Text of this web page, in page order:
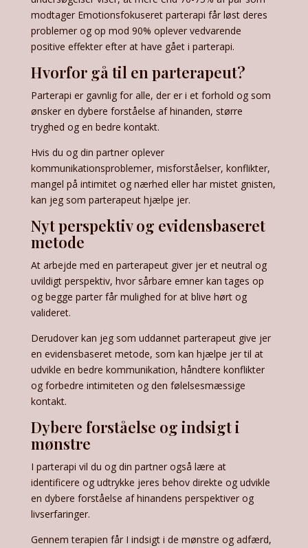
modtager Emotionsfokuseret parterapi får løst deres
problemer og op mod 90% oplever vedvarende
positive effekter efter at have gået i parterapi.
Hvorfor gå til en parterapeut?
Parterapi er gavnlig for alle, der er i et forhold og som
ønsker en dybere forståelse af hinanden, større
tryghed og en bedre kontakt.
Hvis du og din partner oplever
kommunikationsproblemer, misforståelser, konflikter,
mangel på intimitet og nærhed eller har mistet gnisten,
kan jeg som parterapeut hjælpe jer.
Nyt perspektiv og evidensbaseret
metode
At arbejde med en parterapeut giver jer et neutral og
uvildigt perspektiv, hvor sårbare emner kan tages op
og begge parter får mulighed for at blive hørt og
valideret.
Derudover kan jeg som uddannet parterapeut give jer
en evidensbaseret metode, som kan hjælpe jer til at
udvikle en bedre kommunikation, håndtere konflikter
og forbedre intimiteten og den følelsesmæssige
kontakt.
Dybere forståelse og indsigt i
mønstre
I parterapi vil du og din partner også lære at
identificere og udtrykke jeres behov direkte og udvikle
en dybere forståelse af hinandens perspektiver og
livserfaringer.
Gennem terapien får I indsigt i de mønstre og adfærd,